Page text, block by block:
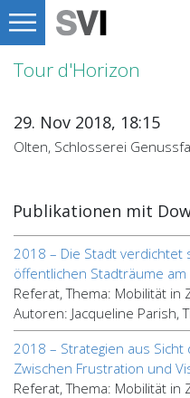
Tour d'Horizon
29. Nov 2018, 18:15
Olten, Schlosserei
Publikationen mit
2018 – Die Stadt verdichtet
öffentlichen Stadträume am
Referat, Thema: Mobilität in
Autoren: Jacqueline Parish,
2018 – Strategien aus
Zwischen Frustration und
Referat, Thema: Mobilität in